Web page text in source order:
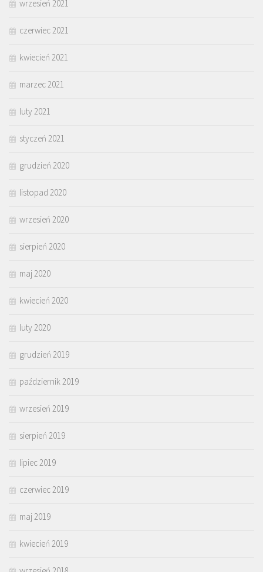
wrzesień 2021
czerwiec 2021
kwiecień 2021
marzec 2021
luty 2021
styczeń 2021
grudzień 2020
listopad 2020
wrzesień 2020
sierpień 2020
maj 2020
kwiecień 2020
luty 2020
grudzień 2019
październik 2019
wrzesień 2019
sierpień 2019
lipiec 2019
czerwiec 2019
maj 2019
kwiecień 2019